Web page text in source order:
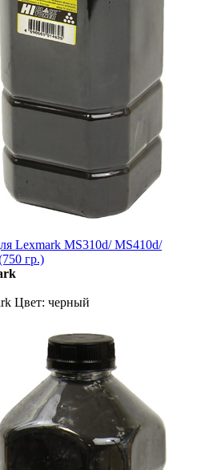
Lexmark MS310d/ MS410d/
гр.)
Цвет: черный